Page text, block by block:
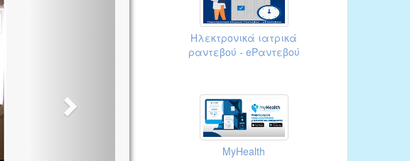
Ηλεκτρονικά ιατρικά
ραντεβού - eΡαντεβού
MyHealth